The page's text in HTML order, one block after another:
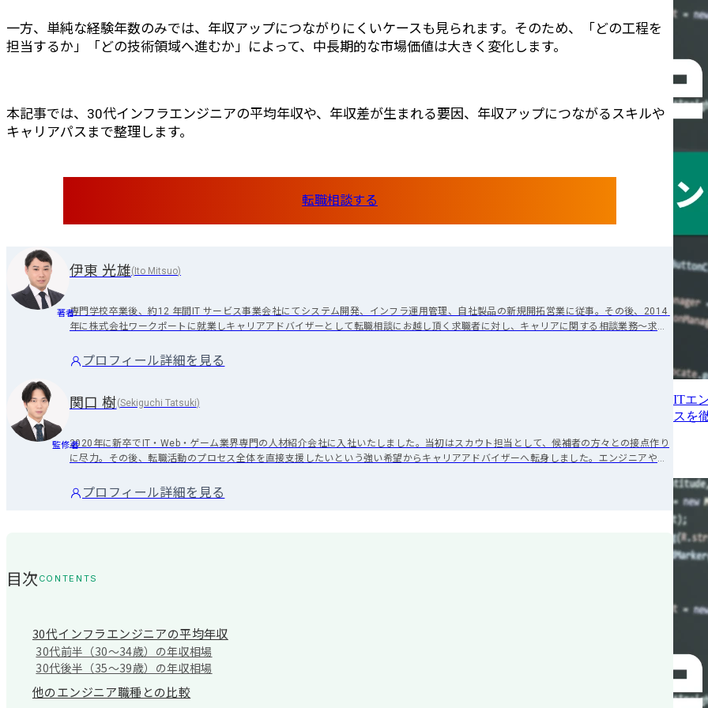
一方、単純な経験年数のみでは、年収アップにつながりにくいケースも見られます。そのため、「どの工程を
担当するか」「どの技術領域へ進むか」によって、中長期的な市場価値は大きく変化します。
本記事では、30代インフラエンジニアの平均年収や、年収差が生まれる要因、年収アップにつながるスキルや
キャリアパスまで整理します。
転職相談する
著者
伊東 光雄(Ito Mitsuo)
専門学校卒業後、約12 年間IT サービス事業会社にてシステム開発、インフラ運用管理、自社製品の新規開拓営業に従事。その後、2014
年に株式会社ワークポートに就業しキャリアアドバイザーとして転職相談にお越し頂く求職者に対し、キャリアに関する相談業務～求人
プロフィール詳細を見る
監修者
関口 樹(Sekiguchi Tatsuki)
2020年に新卒でIT・Web・ゲーム業界専門の人材紹介会社に入社いたしました。当初はスカウト担当として、候補者の方々との接点作り
に尽力。その後、転職活動のプロセス全体を直接支援したいという強い希望からキャリアアドバイザーへ転身しました。エンジニアやク
た。2022年からはマネジメント職に就き、最大30名の組織を統括しながら、自社採用の面接官や次世代マネージャーの育成にも携わり、
プロフィール詳細を見る
目次 CONTENTS
30代インフラエンジニアの平均年収
30代前半（30〜34歳）の年収相場
30代後半（35〜39歳）の年収相場
他のエンジニア職種との比較
ITエ
スを